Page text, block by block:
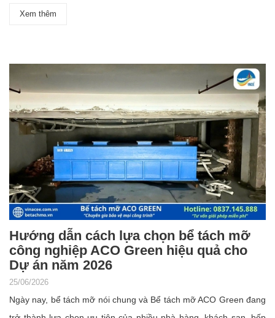
Xem thêm
Hướng dẫn cách lựa chọn bể tách mỡ
công nghiệp ACO Green hiệu quả cho
Dự án năm 2026
25/06/2026
Ngày nay, bể tách mỡ nói chung và Bể tách mỡ ACO Green đang